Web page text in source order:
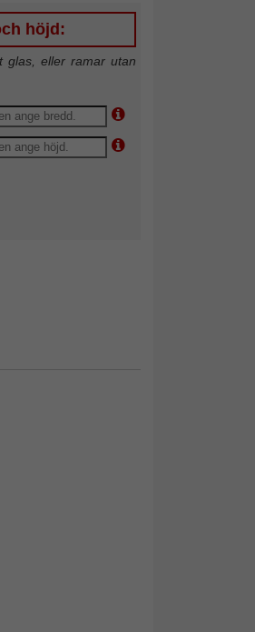
höjd:
glas, eller ramar utan